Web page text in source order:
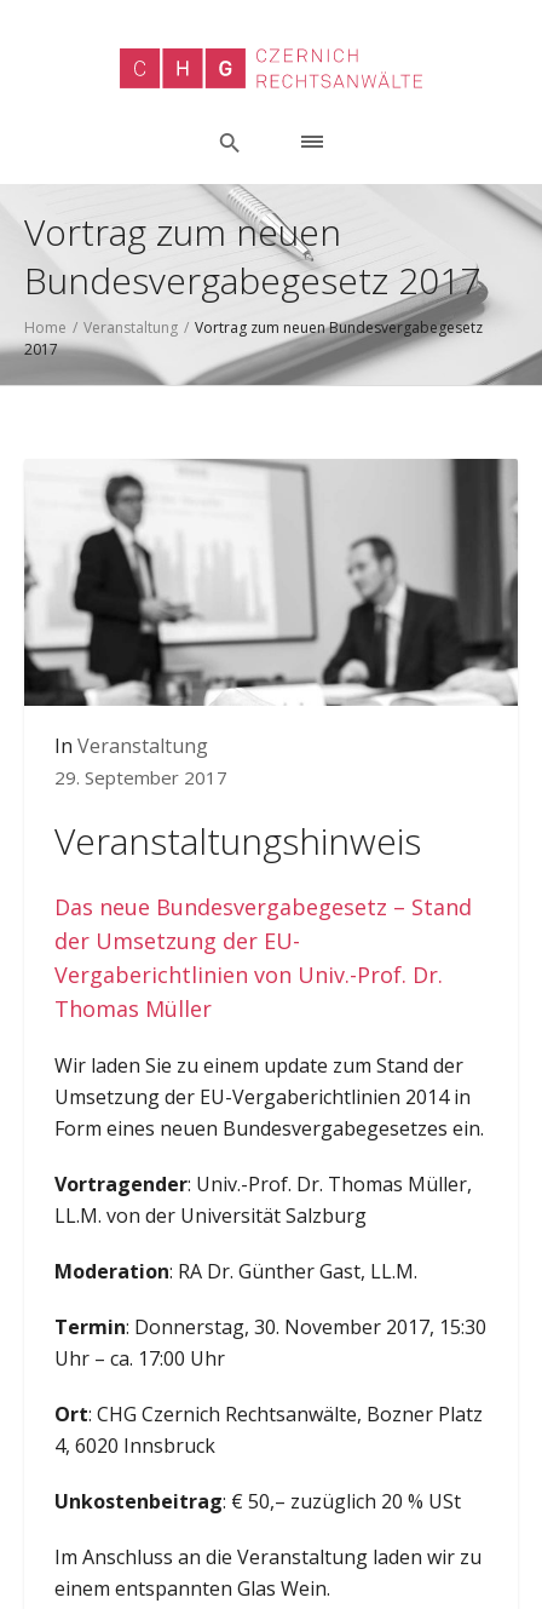
Vortrag zum neuen
Bundesvergabegesetz 2017
Home / Veranstaltung / Vortrag zum neuen Bundesvergabegesetz
2017
In Veranstaltung
29. September 2017
Veranstaltungshinweis
Das neue Bundesvergabegesetz – Stand
der Umsetzung der EU-
Vergaberichtlinien von Univ.-Prof. Dr.
Thomas Müller
Wir laden Sie zu einem update zum Stand der
Umsetzung der EU-Vergaberichtlinien 2014 in
Form eines neuen Bundesvergabegesetzes ein.
Vortragender: Univ.-Prof. Dr. Thomas Müller,
LL.M. von der Universität Salzburg
Moderation: RA Dr. Günther Gast, LL.M.
Termin: Donnerstag, 30. November 2017, 15:30
Uhr – ca. 17:00 Uhr
Ort: CHG Czernich Rechtsanwälte, Bozner Platz
4, 6020 Innsbruck
Unkostenbeitrag: € 50,– zuzüglich 20 % USt
Im Anschluss an die Veranstaltung laden wir zu
einem entspannten Glas Wein.